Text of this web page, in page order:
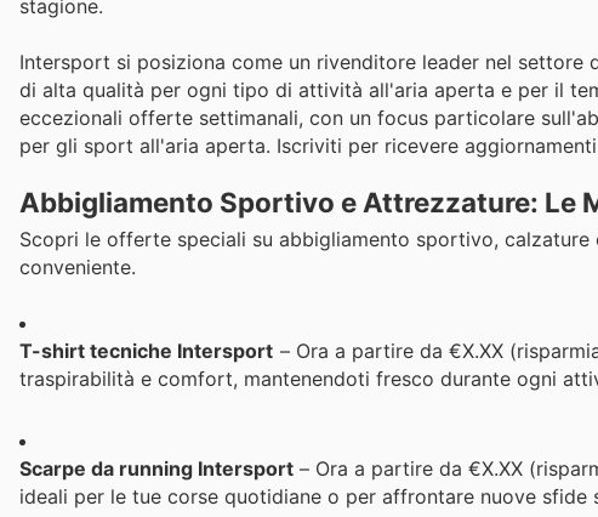
stagione.
Intersport si posiziona come un rivenditore leader nel
di alta qualità per ogni tipo di attività all'aria aperta e per il
eccezionali offerte settimanali, con un focus particolare
per gli sport all'aria aperta. Iscriviti per ricevere
Abbigliamento Sportivo e Attrezzature: Le
Scopri le offerte speciali su abbigliamento sportivo,
conveniente.
T-shirt tecniche Intersport – Ora a partire da €X.XX
traspirabilità e comfort, mantenendoti fresco durante ogni
Scarpe da running Intersport – Ora a partire da €X.XX
ideali per le tue corse quotidiane o per affrontare nuove sfide